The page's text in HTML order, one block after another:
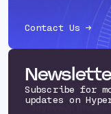
Contact Us →
Using existing
routes/
Subscribe for
updates on